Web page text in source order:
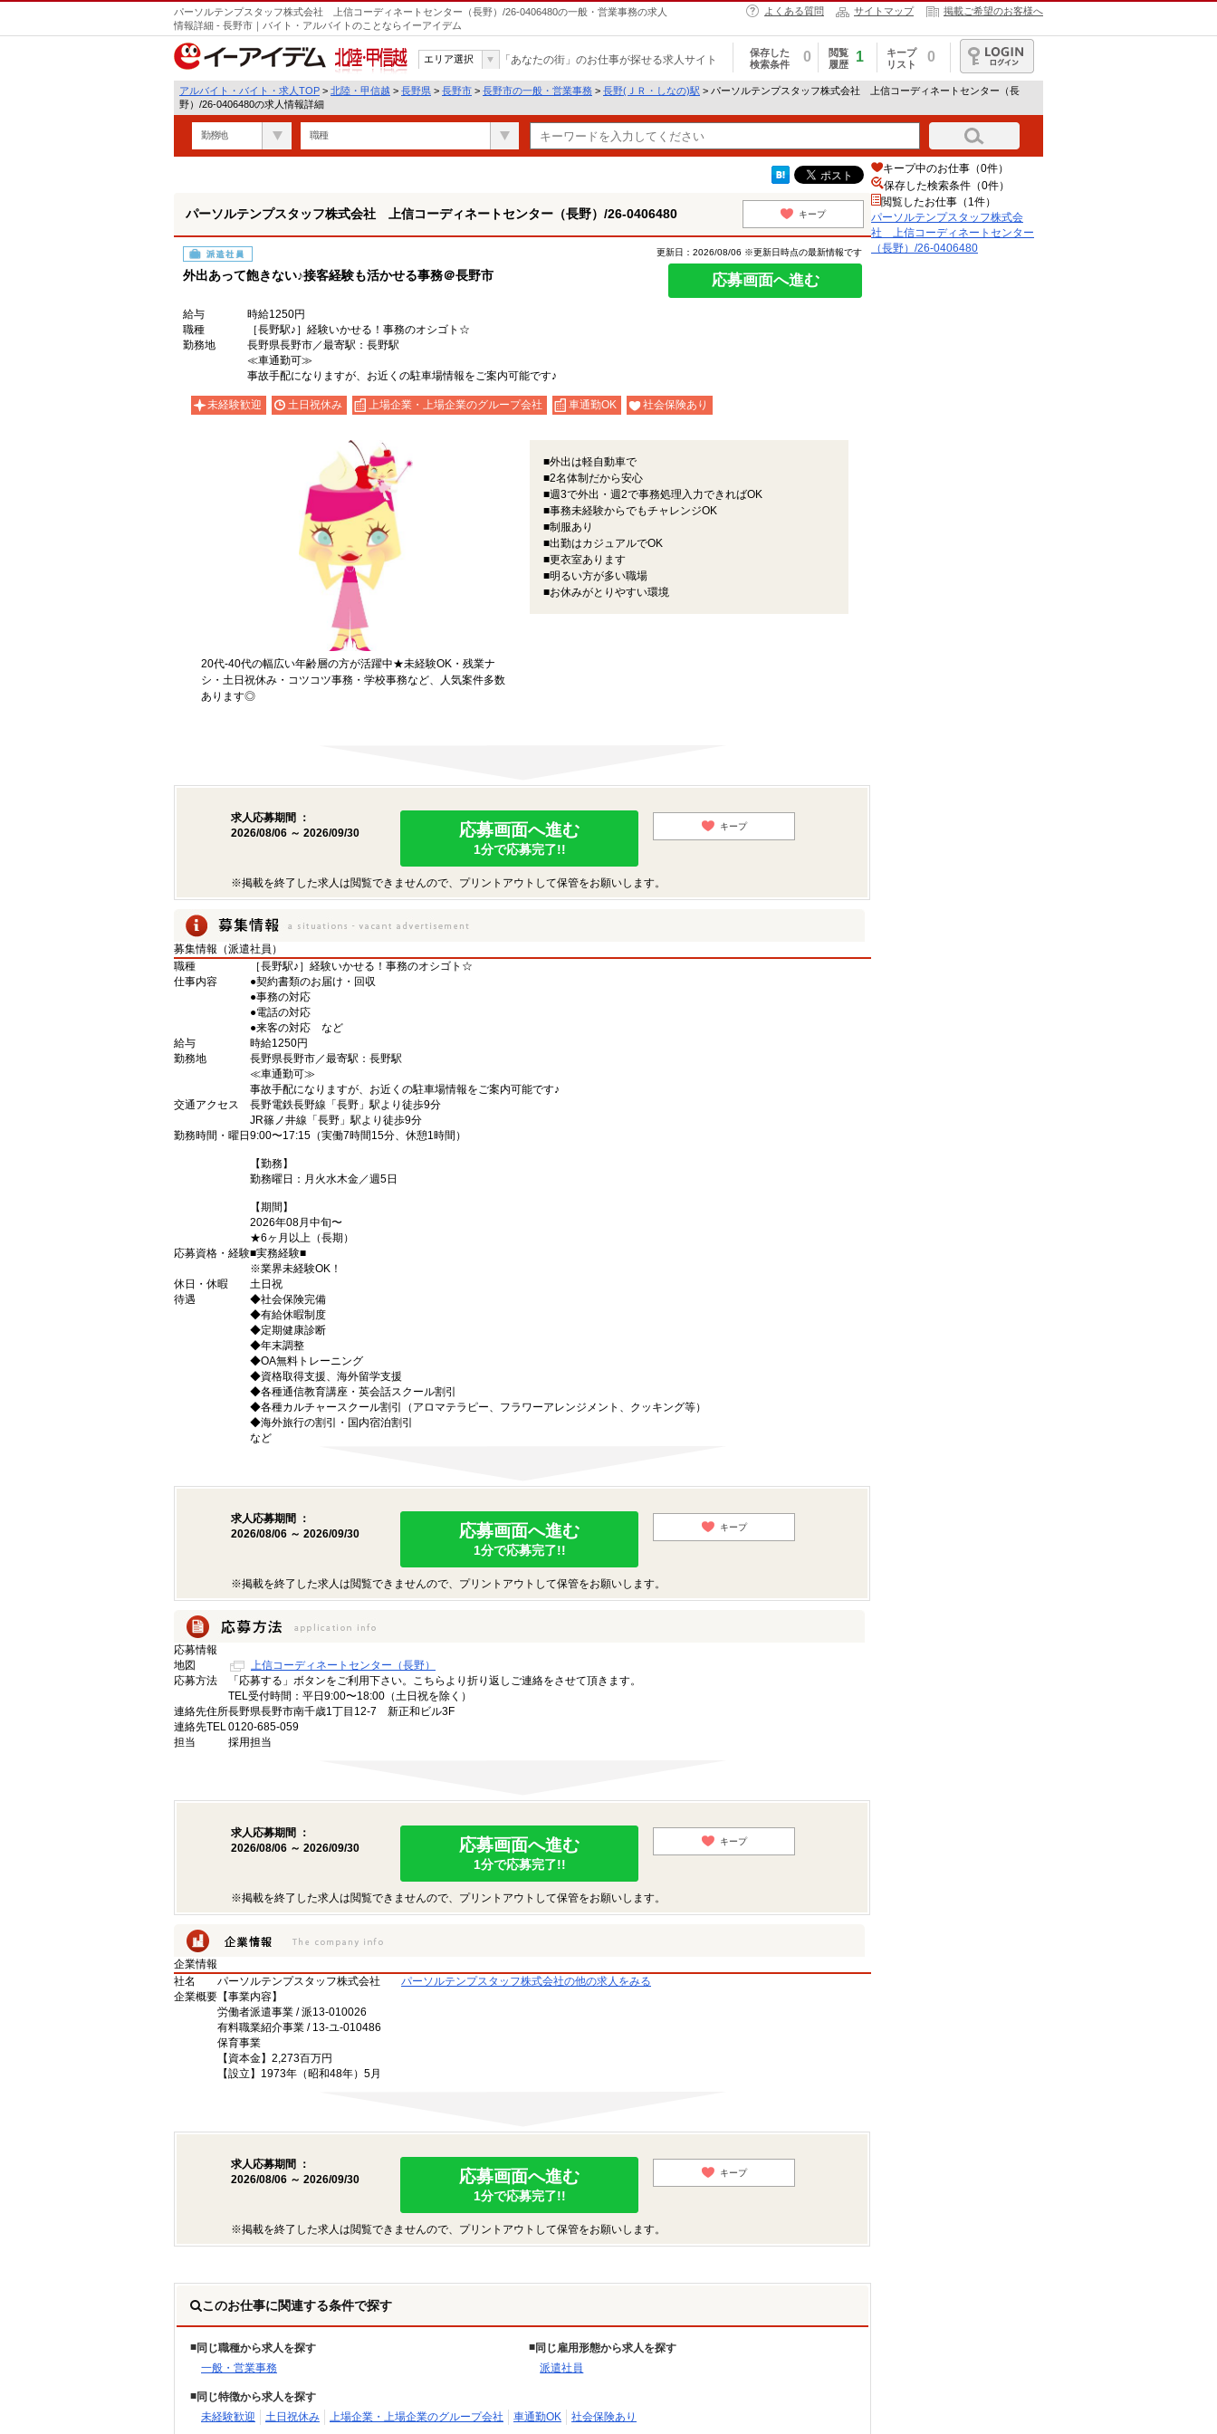
パーソルテンプスタッフ株式会社 上信コーディネートセンター（長野）/26-0406480の一般・営業事務の求人
情報詳細 - 長野市｜バイト・アルバイトのことならイーアイデム
よくある質問 サイトマップ 掲載ご希望のお客様へ
北陸・甲信越
エリア選択 「あなたの街」のお仕事が探せる求人サイト
保存した
検索条件
0
閲覧
履歴
1
キープ
リスト
0
ログイン
アルバイト・バイト・求人TOP > 北陸・甲信越 > 長野県 > 長野市 > 長野市の一般・営業事務 > 長野(ＪＲ・しなの)駅 > パーソルテンプスタッフ株式会社 上信コーディネートセンター（長
野）/26-0406480の求人情報詳細
勤務地 職種
パーソルテンプスタッフ株式会社 上信コーディネートセンター（長野）/26-0406480 キープ
派遣社員
外出あって飽きない♪接客経験も活かせる事務＠長野市
更新日：2026/08/06 ※更新日時点の最新情報です
応募画面へ進む
給与
時給1250円
職種
［長野駅♪］経験いかせる！事務のオシゴト☆
勤務地
長野県長野市／最寄駅：長野駅
≪車通勤可≫
事故手配になりますが、お近くの駐車場情報をご案内可能です♪
未経験歓迎 土日祝休み 上場企業・上場企業のグループ会社 車通勤OK 社会保険あり
20代-40代の幅広い年齢層の方が活躍中★未経験OK・残業ナ
シ・土日祝休み・コツコツ事務・学校事務など、人気案件多数
あります◎
■外出は軽自動車で
■2名体制だから安心
■週3で外出・週2で事務処理入力できればOK
■事務未経験からでもチャレンジOK
■制服あり
■出勤はカジュアルでOK
■更衣室あります
■明るい方が多い職場
■お休みがとりやすい環境
求人応募期間 ：
2026/08/06 ～ 2026/09/30
応募画面へ進む
1分で応募完了!!
キープ
※掲載を終了した求人は閲覧できませんので、プリントアウトして保管をお願いします。
募集情報（派遣社員）
職種
［長野駅♪］経験いかせる！事務のオシゴト☆
仕事内容
●契約書類のお届け・回収
●事務の対応
●電話の対応
●来客の対応 など
給与
時給1250円
勤務地
長野県長野市／最寄駅：長野駅
≪車通勤可≫
事故手配になりますが、お近くの駐車場情報をご案内可能です♪
交通アクセス
長野電鉄長野線「長野」駅より徒歩9分
JR篠ノ井線「長野」駅より徒歩9分
勤務時間・曜日 9:00〜17:15（実働7時間15分、休憩1時間）
【勤務】
勤務曜日：月火水木金／週5日
【期間】
2026年08月中旬〜
★6ヶ月以上（長期）
応募資格・経験■実務経験■
※業界未経験OK！
休日・休暇
土日祝
待遇
◆社会保険完備
◆有給休暇制度
◆定期健康診断
◆年末調整
◆OA無料トレーニング
◆資格取得支援、海外留学支援
◆各種通信教育講座・英会話スクール割引
◆各種カルチャースクール割引（アロマテラピー、フラワーアレンジメント、クッキング等）
◆海外旅行の割引・国内宿泊割引
など
求人応募期間 ：
2026/08/06 ～ 2026/09/30
応募画面へ進む
1分で応募完了!!
キープ
※掲載を終了した求人は閲覧できませんので、プリントアウトして保管をお願いします。
応募情報
地図
上信コーディネートセンター（長野）
応募方法
「応募する」ボタンをご利用下さい。こちらより折り返しご連絡をさせて頂きます。
TEL受付時間：平日9:00〜18:00（土日祝を除く）
連絡先住所長野県長野市南千歳1丁目12-7 新正和ビル3F
連絡先TEL0120-685-059
担当
採用担当
求人応募期間 ：
2026/08/06 ～ 2026/09/30
応募画面へ進む
1分で応募完了!!
キープ
※掲載を終了した求人は閲覧できませんので、プリントアウトして保管をお願いします。
企業情報
社名
パーソルテンプスタッフ株式会社
パーソルテンプスタッフ株式会社の他の求人をみる
企業概要 【事業内容】
労働者派遣事業 / 派13-010026
有料職業紹介事業 / 13-ユ-010486
保育事業
【資本金】2,273百万円
【設立】1973年（昭和48年）5月
求人応募期間 ：
2026/08/06 ～ 2026/09/30
応募画面へ進む
1分で応募完了!!
キープ
※掲載を終了した求人は閲覧できませんので、プリントアウトして保管をお願いします。
このお仕事に関連する条件で探す
同じ職種から求人を探す
一般・営業事務
同じ雇用形態から求人を探す
派遣社員
同じ特徴から求人を探す
未経験歓迎
土日祝休み 上場企業・上場企業のグループ会社 車通勤OK 社会保険あり
キープ中のお仕事（0件）
保存した検索条件（0件）
閲覧したお仕事（1件）
パーソルテンプスタッフ株式会
社 上信コーディネートセンター
（長野）/26-0406480